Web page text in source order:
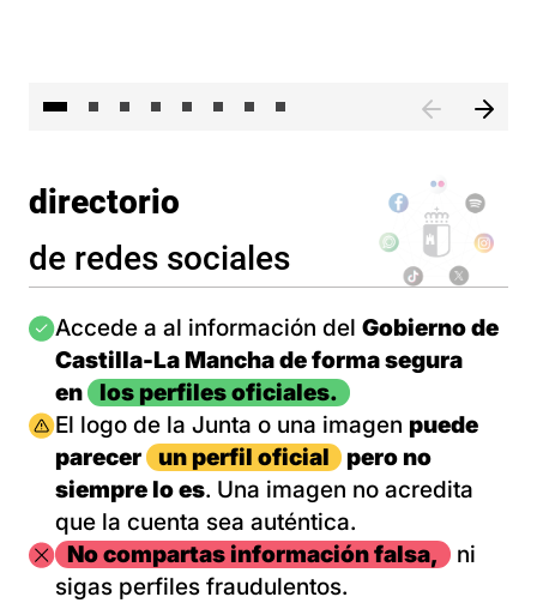
directorio
de redes sociales
Imagen
Accede a al información del Gobierno de
Castilla-La Mancha de forma segura
en
los perfiles oficiales.
Imagen
El logo de la Junta o una imagen puede
parecer
un perfil oficial
pero no
siempre lo es. Una imagen no acredita
que la cuenta sea auténtica.
ImagenNo compartas información falsa,
ni
sigas perfiles fraudulentos.